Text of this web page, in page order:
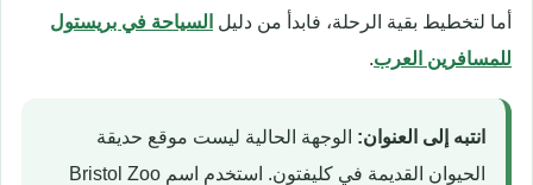
أما لتخطيط بقية الرحلة، فابدأ من دليل السياحة في بريستول
للمسافرين العرب.
انتبه إلى العنوان: الوجهة الحالية ليست موقع حديقة
الحيوان القديمة في كليفتون. استخدم اسم Bristol Zoo